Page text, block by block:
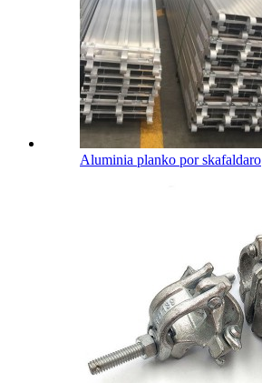
Aluminia planko por skafaldaro